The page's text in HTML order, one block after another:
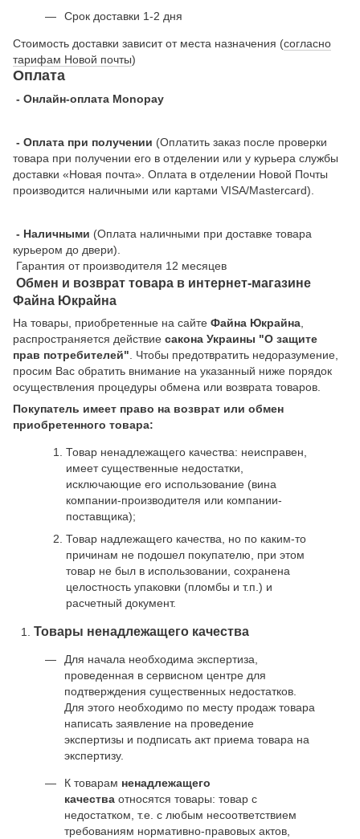
Срок доставки 1-2 дня
Стоимость доставки зависит от места назначения (согласно
тарифам Новой почты)
Оплата
- Онлайн-оплата Monopay
- Оплата при получении (Оплатить заказ после проверки
товара при получении его в отделении или у курьера службы
доставки «Новая почта». Оплата в отделении Новой Почты
производится наличными или картами VISA/Mastercard).
- Наличными (Оплата наличными при доставке товара
курьером до двери).
Гарантия от производителя 12 месяцев
Обмен и возврат товара в интернет-магазине
Файна Юкрайна
На товары, приобретенные на сайте Файна Юкрайна
распространяется действие cакона Украины "О защите
прав потребителей" . Чтобы предотвратить недоразумение,
просим Вас обратить внимание на указанный ниже порядок
осуществления процедуры обмена или возврата товаров.
Покупатель имеет право на возврат или обмен
приобретенного товара:
Товар ненадлежащего качества: неисправен,
имеет существенные недостатки,
исключающие его использование (вина
компании-производителя или компании-
поставщика);
Товар надлежащего качества, но по каким-то
причинам не подошел покупателю, при этом
товар не был в использовании, сохранена
целостность упаковки (пломбы и т.п.) и
расчетный документ.
Товары ненадлежащего качества
Для начала необходима экспертиза,
проведенная в сервисном центре для
подтверждения существенных недостатков.
Для этого необходимо по месту продаж товара
написать заявление на проведение
экспертизы и подписать акт приема товара на
экспертизу.
К товарам ненадлежащего
качества относятся товары: товар с
недостатком, т.е. с любым несоответствием
требованиям нормативно-правовых актов,